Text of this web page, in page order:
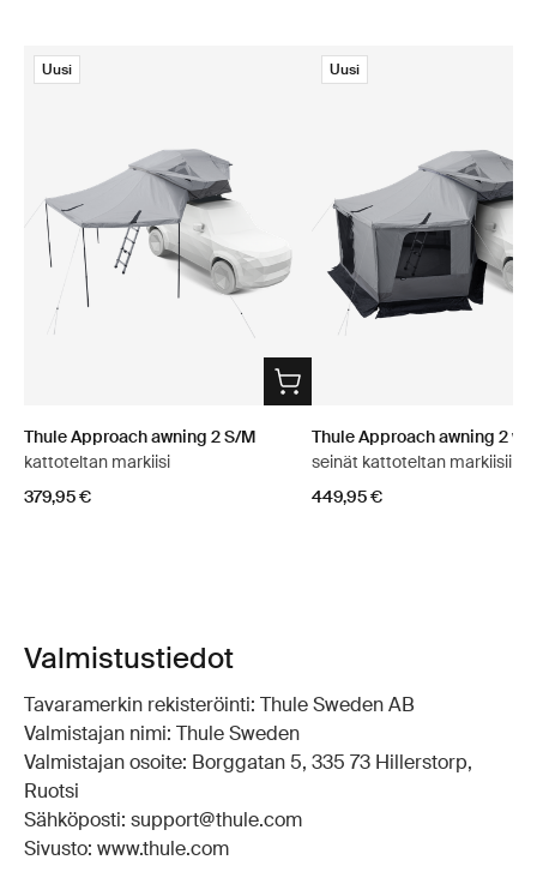
Uusi
Thule Approach awning 2 S/M
kattoteltan markiisi
379,95 €
Uusi
Thule Approach awning 2
seinät kattoteltan markiisiin
449,95 €
Valmistustiedot
Tavaramerkin rekisteröinti: Thule Sweden AB
Valmistajan nimi: Thule Sweden
Valmistajan osoite: Borggatan 5, 335 73 Hillerstorp,
Ruotsi
Sähköposti: support@thule.com
Sivusto: www.thule.com